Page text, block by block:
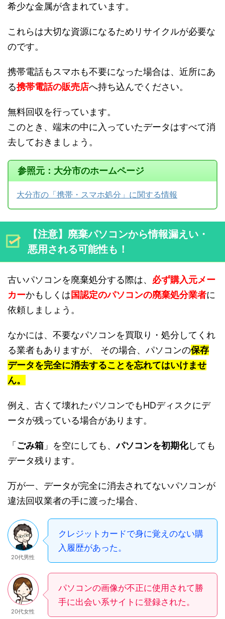
希少な金属が含まれています。
これらは大切な資源になるためリサイクルが必要な
のです。
携帯電話もスマホも不要になった場合は、近所にあ
る携帯電話の販売店へ持ち込んでください。
無料回収を行っています。
このとき、端末の中に入っていたデータはすべて消
去しておきましょう。
参照元：大分市のホームページ
大分市の「携帯・スマホ処分」に関する情報
【注意】廃棄パソコンから情報漏えい・
悪用される可能性も！
古いパソコンを廃棄処分する際は、 必ず購入元メー
カーかもしくは国認定のパソコンの廃棄処分業者に
依頼しましょう。
なかには、不要なパソコンを買取り・処分してくれ
る業者もありますが、 その場合、パソコンの保存
データを完全に消去することを忘れてはいけませ
ん。
例え、古くて壊れたパソコンでもHDディスクにデ
ータが残っている場合があります。
「 ごみ箱 」を空にしても、パソコンを初期化しても
データ残ります。
万が一、データが完全に消去されてないパソコンが
違法回収業者の手に渡った場合、
20代男性
クレジットカードで身に覚えのない購
入履歴があった。
20代女性
パソコンの画像が不正に使用されて勝
手に出会い系サイトに登録された。